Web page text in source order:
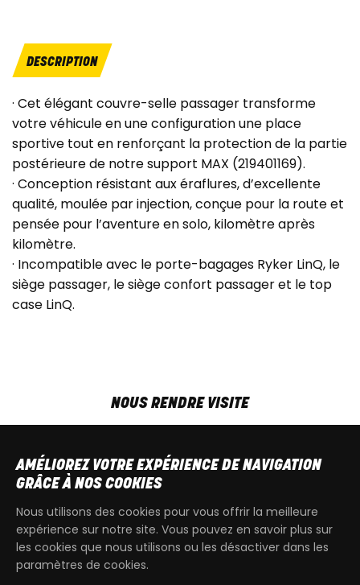
DESCRIPTION
· Cet élégant couvre-selle passager transforme
votre véhicule en une configuration une place
sportive tout en renforçant la protection de la partie
postérieure de notre support MAX (219401169).
· Conception résistant aux éraflures, d’excellente
qualité, moulée par injection, conçue pour la route et
pensée pour l’aventure en solo, kilomètre après
kilomètre.
· Incompatible avec le porte-bagages Ryker LinQ, le
siège passager, le siège confort passager et le top
case LinQ.
NOUS RENDRE VISITE
SAM9h00 - 13h30
T+32 64 700 970
AMÉLIOREZ VOTRE EXPÉRIENCE DE NAVIGATION
GRÂCE À NOS COOKIES
Nous utilisons des cookies pour vous offrir la meilleure
expérience sur notre site. Vous pouvez en savoir plus sur
les cookies que nous utilisons ou les désactiver dans les
paramètres de cookies.